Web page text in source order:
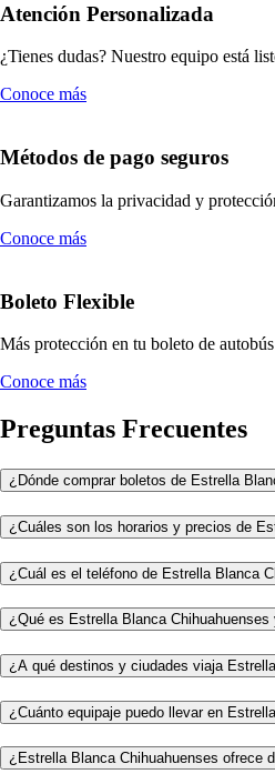
Atención Personalizada
¿Tienes dudas? Nuestro equipo está
Conoce más
Métodos de pago seguros
Garantizamos la privacidad y
Conoce más
Boleto Flexible
Más protección en tu boleto de
Conoce más
Preguntas Frecuentes
¿Dónde comprar boletos de Estrella
¿Cuáles son los horarios y precios de
¿Cuál es el teléfono de Estrella Blanca
¿Qué es Estrella Blanca
¿A qué destinos y ciudades viaja
¿Cuánto equipaje puedo llevar en
¿Estrella Blanca Chihuahuenses ofrece